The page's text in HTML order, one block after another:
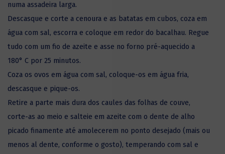
numa assadeira larga.
Descasque e corte a cenoura e as batatas em cubos, coza em
água com sal, escorra e coloque em redor do bacalhau. Regue
tudo com um fio de azeite e asse no forno pré-aquecido a
180° C por 25 minutos.
Coza os ovos em água com sal, coloque-os em água fria,
descasque e pique-os.
Retire a parte mais dura dos caules das folhas de couve,
corte-as ao meio e salteie em azeite com o dente de alho
picado finamente até amolecerem no ponto desejado (mais ou
menos al dente, conforme o gosto), temperando com sal e